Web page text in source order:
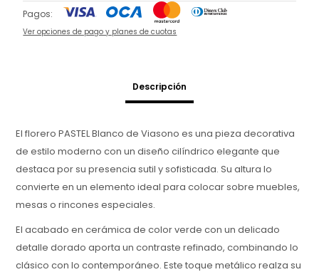
Pagos:
Ver opciones de pago y planes de cuotas
Descripción
El florero PASTEL Blanco de Viasono es una pieza decorativa
de estilo moderno con un diseño cilíndrico elegante que
destaca por su presencia sutil y sofisticada. Su altura lo
convierte en un elemento ideal para colocar sobre muebles,
mesas o rincones especiales.
El acabado en cerámica de color verde con un delicado
detalle dorado aporta un contraste refinado, combinando lo
clásico con lo contemporáneo. Este toque metálico realza su